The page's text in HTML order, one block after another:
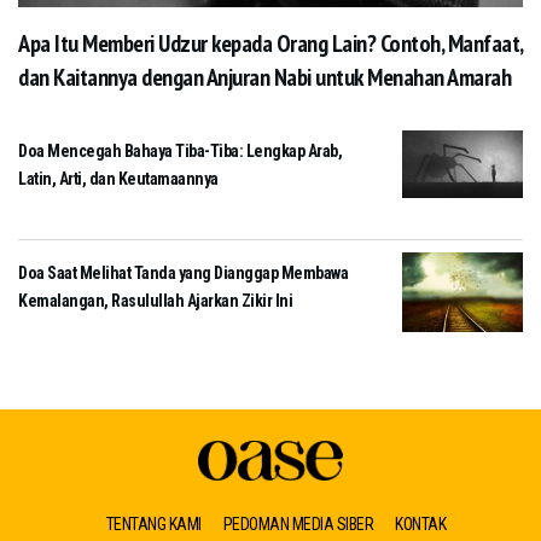
Apa Itu Memberi Udzur kepada Orang Lain? Contoh, Manfaat,
dan Kaitannya dengan Anjuran Nabi untuk Menahan Amarah
Doa Mencegah Bahaya Tiba-Tiba: Lengkap Arab,
Latin, Arti, dan Keutamaannya
Doa Saat Melihat Tanda yang Dianggap Membawa
Kemalangan, Rasulullah Ajarkan Zikir Ini
TENTANG KAMI PEDOMAN MEDIA SIBER KONTAK